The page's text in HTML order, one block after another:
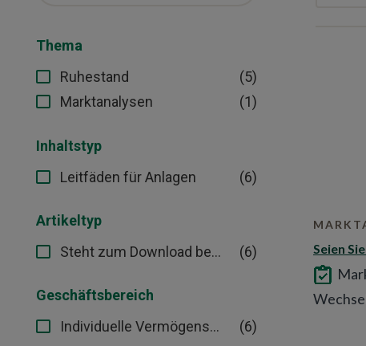
Thema
Ruhestand
(5)
Marktanalysen
(1)
Inhaltstyp
Leitfäden für Anlagen
(6)
Artikeltyp
Steht zum Download bereit
(6)
Geschäftsbereich
Individuelle Vermögensverwaltung
(6)
Seien